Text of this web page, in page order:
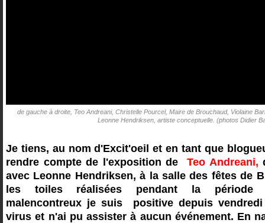
de gauche à droite, Teo Andreani, Christelle Pourcel, Maire de Brouchaud, Violaine
Leonne Hendriksen, artiste conceptuelle. (photos Didier
Je tiens, au nom d'Excit'oeil et en tant que
rendre compte de l'exposition deTeo Andreani,
avec Leonne Hendriksen, à la salle des fêtes de
les toiles réalisées pendant la période
malencontreux je suis positive depuis
virus et n'ai pu assister à aucun événement. En